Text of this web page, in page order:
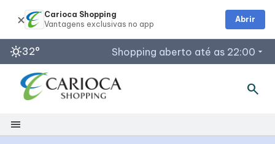
sunny32° Shopping aberto até as 22:00 arrow_drop_down
Horários de Funcionamento
Restaurantes
Segunda a Sábado: 10h às 22h
search
menu
Carioca Shopping
Abrir